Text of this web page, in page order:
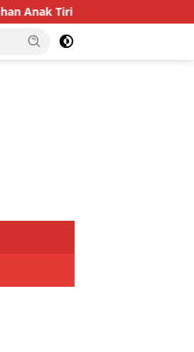
19 Tahun Penjara, Vonis